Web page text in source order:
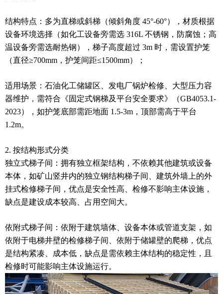
结构特点：多为直梯或斜梯（倾斜角度 45°-60°），材质根据
设备环境选择（如化工设备旁需选 316L 不锈钢，防腐蚀；高
温设备旁需选耐热钢），梯子高度超过 3m 时，需设置护笼
（直径≥700mm，护笼间距≤1500mm）；
适用场景：石油化工储罐区、发电厂锅炉检修、大型压力容
器维护，需符合《固定式钢梯及平台安全要求》（GB4053.1-
2023），如护笼底部需距地面 1.5-3m，顶部需高于平台
1.2m。
2. 按结构形式分类
独立式梯子间：拥有独立框架结构，不依赖其他建筑或设备
本体，如矿山竖井内的独立钢结构梯子间、建筑外墙上的外
挂式检修梯子间，优点是安全性高、检修不影响主体设施，
缺点是建设成本较高、占用空间大。
依附式梯子间：依附于建筑墙体、设备本体或管道支架，如
依附于电梯井壁的检修梯子间、依附于储罐壁的爬梯，优点
是结构紧凑、成本低，缺点是需依赖主体结构的稳定性，且
检修时可能影响主体设施运行。